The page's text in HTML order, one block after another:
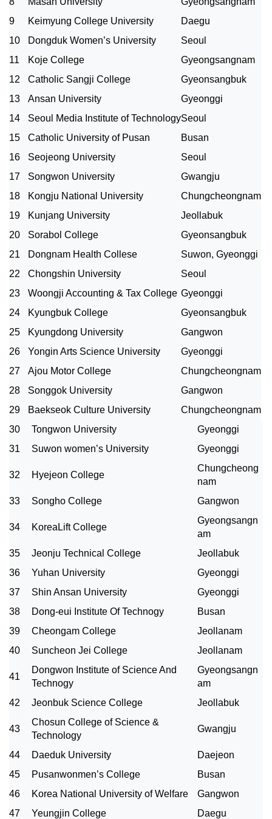
9
Keimyung College University
Daegu
10
Dongduk Women’s University
Seoul
11
Koje College
Gyeongsangnam
12
Catholic Sangji College
Gyeonsangbuk
13
Ansan University
Gyeonggi
14
Seoul Media Institute of TechnologySeoul
15
Catholic University of Pusan
Busan
16
Seojeong University
Seoul
17
Songwon University
Gwangju
18
Kongju National University
Chungcheongnam
19
Kunjang University
Jeollabuk
20
Sorabol College
Gyeonsangbuk
21
Dongnam Health Collese
Suwon, Gyeonggi
22
Chongshin University
Seoul
23
Woongji Accounting & Tax College Gyeonggi
24
Kyungbuk College
Gyeonsangbuk
25
Kyungdong University
Gangwon
26
Yongin Arts Science University
Gyeonggi
27
Ajou Motor College
Chungcheongnam
28
Songgok University
Gangwon
29
Baekseok Culture University
Chungcheongnam
30
Tongwon University
Gyeonggi
31
Suwon women’s University Gyeonggi
32 Hyejeon College
Chungcheong
nam
33
Songho College Gangwon
34 KoreaLift College
Gyeongsangn
am
35
Jeonju Technical College
Jeollabuk
36
Yuhan University
Gyeonggi
37
Shin Ansan University
Gyeonggi
38
Dong-eui Institute Of Technogy
Busan
39
Cheongam College
Jeollanam
40
Suncheon Jei College Jeollanam
41
Dongwon Institute of Science And
Technogy
Gyeongsangn
am
42
Jeonbuk Science College Jeollabuk
43
Chosun College of Science &
Technology
Gwangju
44 Daeduk University
Daejeon
45
Pusanwonmen’s College
Busan
46
Korea National University of Welfare
Gangwon
47
Yeungjin College Daegu